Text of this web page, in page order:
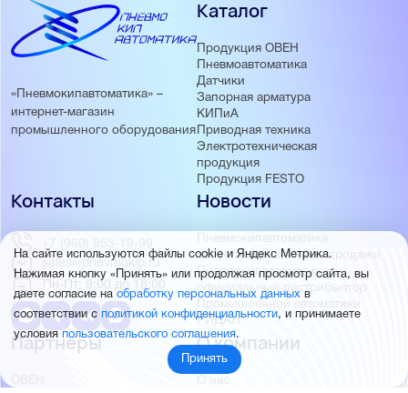
«Пневмокипавтоматика» –
интернет-магазин
промышленного оборудования
Каталог
Продукция ОВЕН
Пневмоавтоматика
Датчики
Запорная арматура
КИПиА
Приводная техника
Электротехническая
продукция
Продукция FESTO
Новости
Пневмокипавтоматика
запустила розничные продажи
Пневмокипавтоматика –
официальный дистрибьютор
Промышленной автоматики
РИДАН
Партнёры
ОВЕН
О компании
О нас
Контакты
+7 (960) 953-19-99
sales@pnevmokip.ru
Пн-Пт: 9:00 до 18:00
На сайте используются файлы cookie и Яндекс Метрика.
Нажимая кнопку «Принять» или продолжая просмотр сайта, вы
даете согласие наобработку персональных данных в
соответствии с политикой конфиденциальности, и принимаете
условия пользовательского соглашения.
Принять